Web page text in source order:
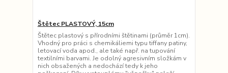
Štětec PLASTOVÝ, 15cm
Štětec plastový s přírodními štětinami (průměr 1cm).
Vhodný pro práci s chemikáliemi typu tiffany patiny,
letovací voda apod., ale také např. na tupování
textilními barvami. Je odolný agresivním složkám v
nich obsažených a nedochází tedy k jeho